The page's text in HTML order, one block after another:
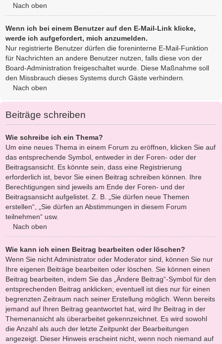
Nach oben
Wenn ich bei einem Benutzer auf den E-Mail-Link klicke,
werde ich aufgefordert, mich anzumelden.
Nur registrierte Benutzer dürfen die foreninterne E-Mail-Funktion
für Nachrichten an andere Benutzer nutzen, falls diese von der
Board-Administration freigeschaltet wurde. Diese Maßnahme soll
den Missbrauch dieses Systems durch Gäste verhindern.
Nach oben
Beiträge schreiben
Wie schreibe ich ein Thema?
Um eine neues Thema in einem Forum zu eröffnen, klicken Sie auf
das entsprechende Symbol, entweder in der Foren- oder der
Beitragsansicht. Es könnte sein, dass eine Registrierung
erforderlich ist, bevor Sie einen Beitrag schreiben können. Ihre
Berechtigungen sind jeweils am Ende der Foren- und der
Beitragsansicht aufgelistet. Z. B. „Sie dürfen neue Themen
erstellen“, „Sie dürfen an Abstimmungen in diesem Forum
teilnehmen“ usw.
Nach oben
Wie kann ich einen Beitrag bearbeiten oder löschen?
Wenn Sie nicht Administrator oder Moderator sind, können Sie nur
Ihre eigenen Beiträge bearbeiten oder löschen. Sie können einen
Beitrag bearbeiten, indem Sie das „Ändere Beitrag“-Symbol für den
entsprechenden Beitrag anklicken; eventuell ist dies nur für einen
begrenzten Zeitraum nach seiner Erstellung möglich. Wenn bereits
jemand auf Ihren Beitrag geantwortet hat, wird Ihr Beitrag in der
Themenansicht als überarbeitet gekennzeichnet. Es wird sowohl
die Anzahl als auch der letzte Zeitpunkt der Bearbeitungen
angezeigt. Dieser Hinweis erscheint nicht, wenn noch niemand auf